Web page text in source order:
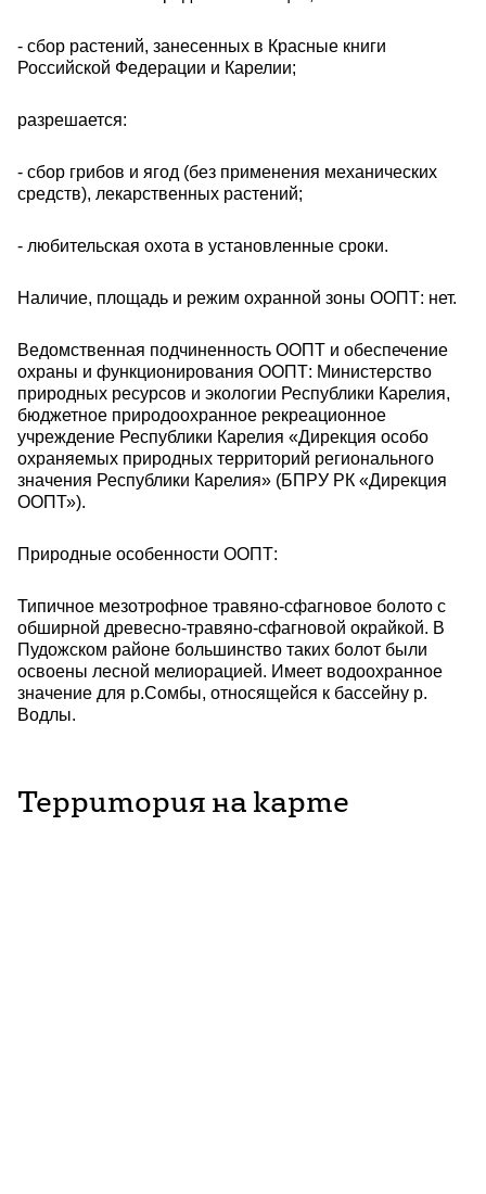
- сбор растений, занесенных в Красные книги
Российской Федерации и Карелии;
разрешается:
- сбор грибов и ягод (без применения механических
средств), лекарственных растений;
- любительская охота в установленные сроки.
Наличие, площадь и режим охранной зоны ООПТ: нет.
Ведомственная подчиненность ООПТ и обеспечение
охраны и функционирования ООПТ: Министерство
природных ресурсов и экологии Республики Карелия,
бюджетное природоохранное рекреационное
учреждение Республики Карелия «Дирекция особо
охраняемых природных территорий регионального
значения Республики Карелия» (БПРУ РК «Дирекция
ООПТ»).
Природные особенности ООПТ:
Типичное мезотрофное травяно-сфагновое болото с
обширной древесно-травяно-сфагновой окрайкой. В
Пудожском районе большинство таких болот были
освоены лесной мелиорацией. Имеет водоохранное
значение для р.Сомбы, относящейся к бассейну р.
Водлы.
Территория на карте